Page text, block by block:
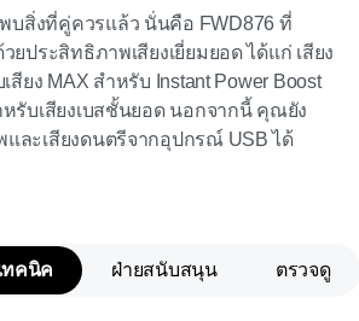
สิ่งที่คู่ควรแล้ว นั่นคือ FWD876 ที่
ยประสิทธิภาพเสียงเยี่ยมยอด ได้แก่ เสียง
สียง MAX สำหรับ Instant Power Boost
หรับเสียงเบสชั้นยอด นอกจากนี้ คุณยัง
และเสียงดนตรีจากอุปกรณ์ USB ได้
ทคนิค ฝ่ายสนับสนุน ตรวจดู